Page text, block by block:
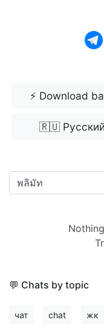
⚡️ Download
🇷🇺 Русский
💬 Chats by topic
чат chat жк